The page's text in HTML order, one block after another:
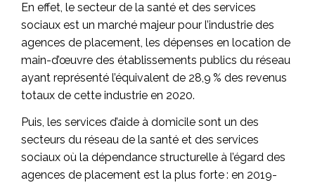
En effet, le secteur de la santé et des services
sociaux est un marché majeur pour l’industrie des
agences de placement, les dépenses en location de
main-d’œuvre des établissements publics du réseau
ayant représenté l’équivalent de 28,9 % des revenus
totaux de cette industrie en 2020.
Puis, les services d’aide à domicile sont un des
secteurs du réseau de la santé et des services
sociaux où la dépendance structurelle à l’égard des
agences de placement est la plus forte : en 2019-